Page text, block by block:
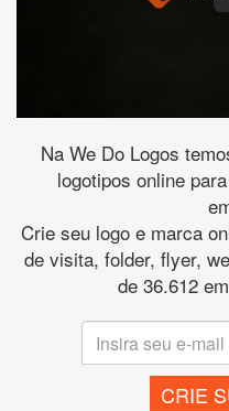
Na We Do Logos
logotipos online
Crie seu logo e marca
de visita, folder, flyer,
de 36.612
CRIE